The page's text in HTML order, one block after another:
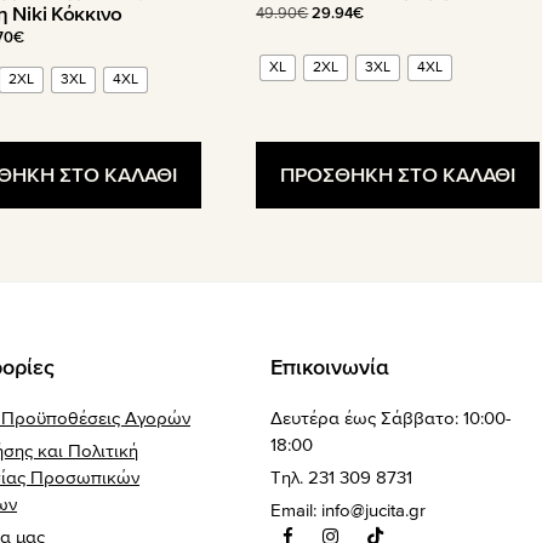
Niki Κόκκινο
€Η
τιμή
2XL 3XL 4XL
ΣΤΟ ΚΑΛΑΘΙ
49.90€Original
was:
49.90€.
29.94€Η
τιμή
είναι:
XL 2XL 3XL 4XL
ΠΡΟΣΘΗΚΗ ΣΤΟ ΚΑΛΑΘΙ
Αγορών
και Πολιτική
Προσωπικών
μας
Επικοινωνία
Δευτέρα έως Σάββατο: 10:00-
18:00
Τηλ. 231 309 8731
Email: info@jucita.gr